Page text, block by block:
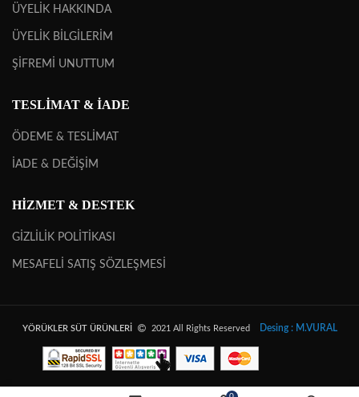
ÜYELİK HAKKINDA
ÜYELİK BİLGİLERİM
ŞİFREMİ UNUTTUM
TESLİMAT & İADE
ÖDEME & TESLİMAT
İADE & DEĞİŞİM
HİZMET & DESTEK
GİZLİLİK POLİTİKASI
MESAFELİ SATIŞ SÖZLEŞMESİ
YÖRÜKLER SÜT ÜRÜNLERİ 2021 All Rights Reserved Desing : M.VURAL